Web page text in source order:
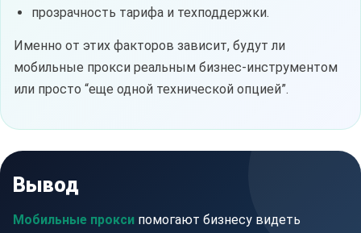
прозрачность тарифа и техподдержки.
Именно от этих факторов зависит, будут ли
мобильные прокси реальным бизнес-инструментом
или просто “еще одной технической опцией”.
Вывод
Мобильные прокси помогают бизнесу видеть